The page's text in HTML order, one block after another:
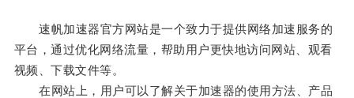
速帆加速器官方网站是一个致力于提供网络加速服务的
平台，通过优化网络流量，帮助用户更快地访问网站、观看
视频、下载文件等。
在网站上，用户可以了解关于加速器的使用方法、产品